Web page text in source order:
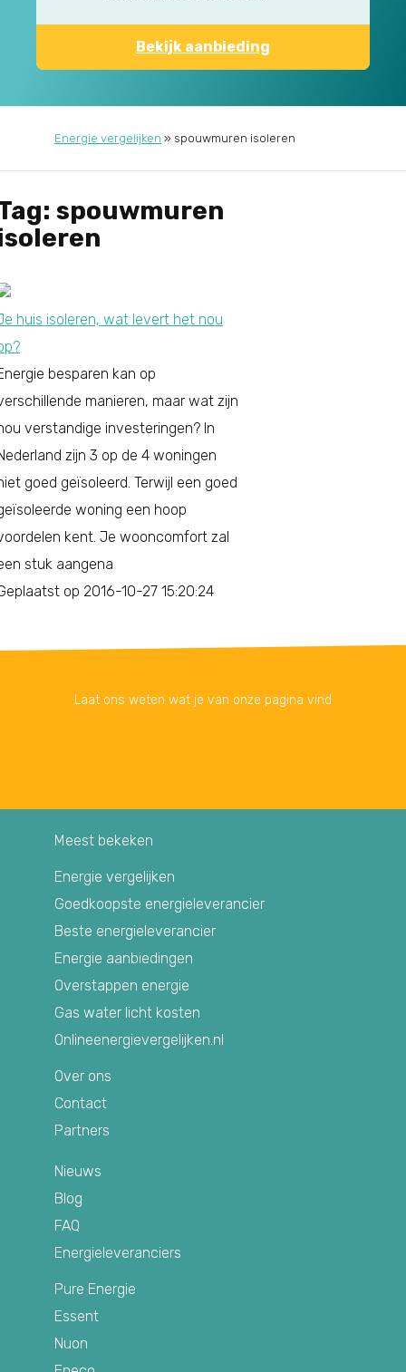
Bekijk aanbieding
Energie vergelijken » spouwmuren isoleren
spouwmuren
huis isoleren, wat levert het nou
besparen kan op
manieren, maar wat zijn
verstandige investeringen? In
zijn 3 op de 4 woningen
goed geïsoleerd. Terwijl een goed
woning een hoop
kent. Je wooncomfort zal
stuk aangena
op 2016-10-27 15:20:24
Laat ons weten wat je van onze pagina vind
Meest bekeken
Energie vergelijken
Goedkoopste energieleverancier
Beste energieleverancier
Energie aanbiedingen
Overstappen energie
Gas water licht kosten
Onlineenergievergelijken.nl
Over ons
Contact
Partners
Nieuws
Blog
FAQ
Energieleveranciers
Pure Energie
Essent
Nuon